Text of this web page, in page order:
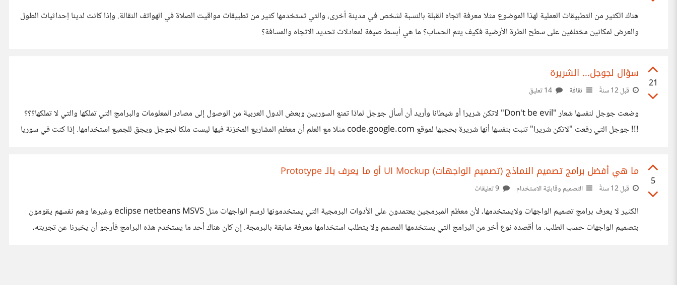
هناك الكثير من التطبيقات العملية لهذا الموضوع مثلا معرفة اتجاه القبلة بالنسبة لشخص في مدينة أخرى، والتي تستخدمها كثير من تطبيقات مواقيت الصلاة في الهواتف النقالة. وإذا كانت لدينا إحداثيات الطول
والعرض لمكانين مختلفين على سطح الطرة الأرضية فكيف يتم الحساب؟ ما هي أبسط صيغة لمعادلات تحديد الاتجاه والمسافة؟
21
سؤال لجوجل... الشريرة
قبل 12 سنةً ثقافة
وضعت جوجل لنفسها شعار "Don't be evil" لاتكن شريرا أو شيطانا وأريد أن أسأل جوجل لماذا تمنع السوريين وبعض الدول العربية من الوصول إلى مصادر المعلومات والبرامج التي تملكها والتي لا تملكها؟؟؟
!!! جوجل التي رفعت "لاتكن شريرا" تثبت بنفسها أنها شريرة بحجبها لموقع code.google.com مثلا مع العلم أن معظم المشاريع المخزنة فيها ليست ملكا لجوجل ويجق للجميع استخدامها. إذا كنت في سوريا
5
ما هي أفضل برامج تصميم النماذج (تصميم الواجهات) UI Mockup أو ما يعرف بالـ Prototype
قبل 12 سنةً التصميم وقابليّة الاستخدام
الكثير لا يعرف برامج تصميم الواجهات ولايستخدمها، لأن معظم المبرمجين يعتمدون على الأدوات البرمجية التي يستخدمونها لرسم الواجهات مثل eclipse netbeans MSVS وغيرها وهم نفسهم يقومون
بتصميم الواجهات حسب الطلب. ما أقصده نوع أخر من البرامج التي يستخدمها المصمم ولا يتطلب استخدامها معرفة سابقة بالبرمجة. إن كان هناك أحد ما يستخدم هذه البرامج فأرجو أن يخبرنا عن تجربته،